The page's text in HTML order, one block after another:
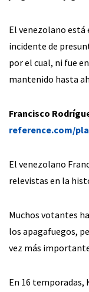
El venezolano está
incidente de
por el cual, ni fue
mantenido hasta
Francisco
reference.com/
El venezolano
relevistas en la
Muchos votantes
los apagafuegos,
vez más
En 16 temporadas,